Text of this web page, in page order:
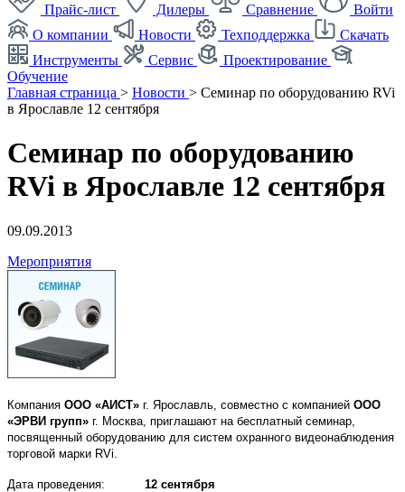
Прайс-лист Дилеры Сравнение
Войти
О компании
Новости Техподдержка
Скачать
Инструменты
Сервис
Проектирование
Обучение
Главная страница > Новости > Семинар по оборудованию RVi
в Ярославле 12 сентября
Семинар по оборудованию
RVi в Ярославле 12 сентября
09.09.2013
Мероприятия
Компания ООО «АИСТ» г. Ярославль, совместно с компанией ООО
«ЭРВИ групп» г. Москва, приглашают на бесплатный семинар,
посвященный оборудованию для систем охранного видеонаблюдения
торговой марки RVi.
Дата проведения: 12 сентября